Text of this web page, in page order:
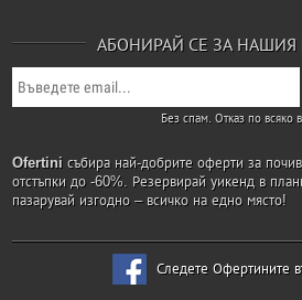
АБОНИРАЙ СЕ ЗА
Без спам. Отказ по всяко
Ofertini събира най-добрите оферти за
отстъпки до -60%. Резервирай уикенд в
пазарувай изгодно – всичко на едно място!
Следете Офертините